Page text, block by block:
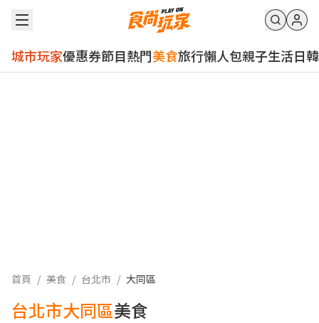
城市玩家優惠券節目熱門美食旅行懶人包親子生活日韓
首頁 / 美食 / 台北市 / 大同區
台北市大同區美食